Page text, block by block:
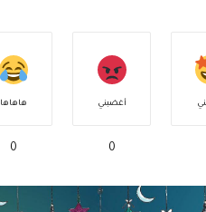
أغضبني
0
هاهاها
0